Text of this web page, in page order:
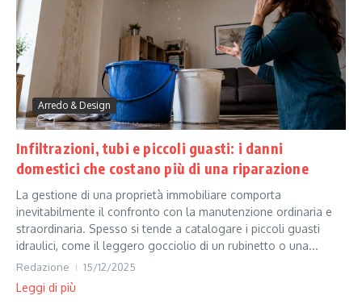
Arredo & Design
Infiltrazioni, tubi e piccoli guasti: i danni
domestici che costano più di una riparazione
La gestione di una proprietà immobiliare comporta
inevitabilmente il confronto con la manutenzione ordinaria e
straordinaria. Spesso si tende a catalogare i piccoli guasti
idraulici, come il leggero gocciolio di un rubinetto o una...
Redazione 15/12/2025
Leggi di più